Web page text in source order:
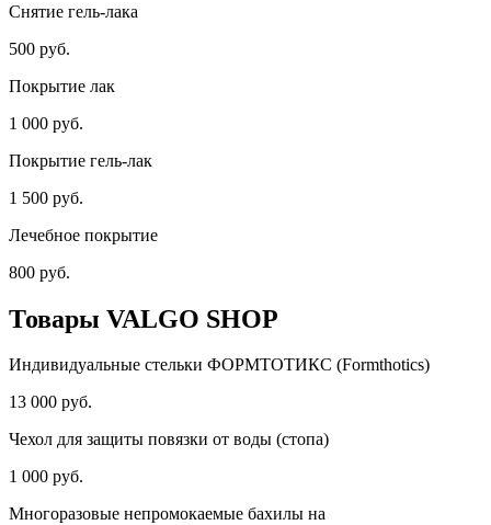
Снятие гель-лака
500 руб.
Покрытие лак
1 000 руб.
Покрытие гель-лак
1 500 руб.
Лечебное покрытие
800 руб.
Товары VALGO SHOP
Индивидуальные стельки ФОРМТОТИКС (Formthotics)
13 000 руб.
Чехол для защиты повязки от воды (стопа)
1 000 руб.
Многоразовые непромокаемые бахилы на